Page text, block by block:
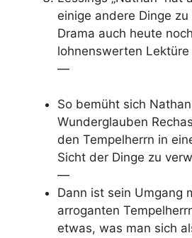
einige andere Dinge
Drama auch heute
lohnenswerten Lektüre
—
So bemüht sich
Wunderglauben
den Tempelherrn in
Sicht der Dinge zu
—
Dann ist sein Umgang
arroganten
etwas, was man sich